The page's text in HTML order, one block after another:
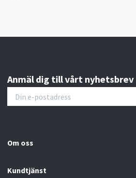
Anmäl dig till vårt nyhetsbrev
Om oss
Kundtjänst